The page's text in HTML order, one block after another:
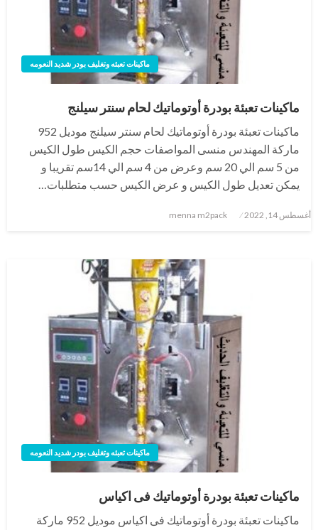
ماكينات تعبئه وتغليف بودر شديد النعومه
ماكينات تعبئة بودرة أوتوماتيك لحام سنتر سيلنج
ماكينات تعبئة بودرة أوتوماتيك لحام سنتر سيلنج موديل 952
ماركة المهندس منسى المواصفات حجم الكيس طول الكيس
من 5 سم الي 20 سم وعرض من 4 سم الي 14سم تقريبا و
يمكن تعديل طول الكيس و عرض الكيس حسب متطلبات…
نُشر
أغسطس 14, 2022 menna m2pack
ماكينات تعبئه وتغليف بودر شديد النعومه
ماكينات تعبئة بودرة أوتوماتيك فى اكياس
ماكينات تعبئة بودرة أوتوماتيك فى اكياس موديل 952 ماركة